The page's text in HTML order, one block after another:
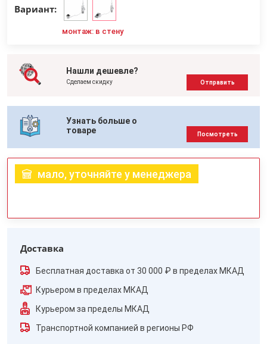
Вариант:
монтаж: в стену
Нашли дешевле?
Сделаем скидку Отправить
Узнать больше о
товаре
Посмотреть
мало, уточняйте у менеджера
Доставка
Бесплатная доставка от 30 000 ₽ в пределах МКАД
Курьером в пределах МКАД
Курьером за пределы МКАД
Транспортной компанией в регионы РФ